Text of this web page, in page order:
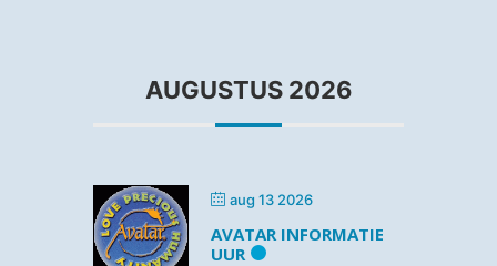
AUGUSTUS 2026
aug 13 2026
AVATAR INFORMATIE
UUR